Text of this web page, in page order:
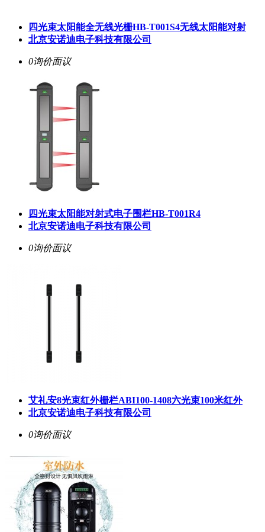
四光束太阳能全无线光栅HB-T001S4无线太阳能对射
北京安诺迪电子科技有限公司
0询价面议
四光束太阳能对射式电子围栏HB-T001R4
北京安诺迪电子科技有限公司
0询价面议
艾礼安8光束红外栅栏ABI100-1408六光束100米红外
北京安诺迪电子科技有限公司
0询价面议